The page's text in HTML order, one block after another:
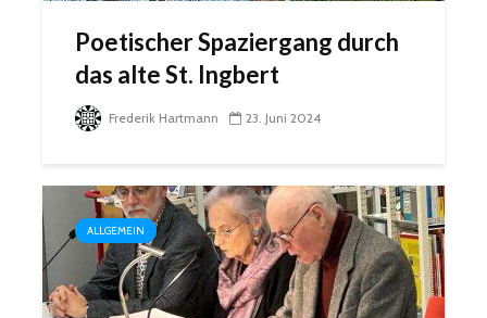
Poetischer Spaziergang durch
das alte St. Ingbert
Frederik Hartmann 23. Juni 2024
ALLGEMEIN